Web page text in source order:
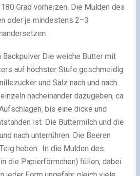
Grad vorheizen. Die Mulden des
oder je mindestens 2–3
Die weiche Butter mit
auf höchster Stufe geschmeidig
und Salz nach und nach
nacheinander dazugeben, ca.
bis eine dicke und
ist. Die Buttermilch und die
nach unterrühren. Die Beeren
heben. In die Mulden des
die Papierförmchen) füllen, dabei